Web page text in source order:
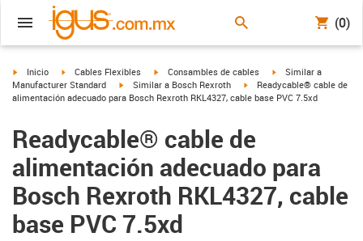
(0)
igus-icon-arrow-right
Inicio igus-icon-arrow-right
Cables Flexibles igus-icon-arrow-right
Consambles de cables igus-icon-arrow-right
Similar a
Manufacturer Standard
igus-icon-arrow-right
Similar a Bosch Rexroth igus-icon-arrow-right
Readycable® cable de
alimentación adecuado para Bosch Rexroth RKL4327, cable base PVC 7.5xd
Readycable® cable de
alimentación adecuado para
Bosch Rexroth RKL4327, cable
base PVC 7.5xd